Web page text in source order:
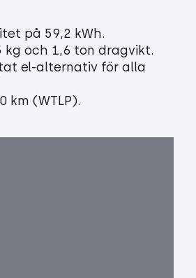
på 59,2 kWh.
kg och 1,6 ton dragvikt.
el-alternativ för alla
km (WTLP).